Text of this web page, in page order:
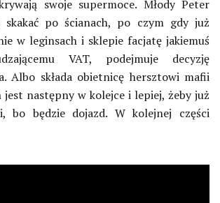
swoje supermoce. Młody Peter
skakać po ścianach, po czym gdy już
w leginsach i sklepie facjatę jakiemuś
VAT, podejmuje decyzję
Albo składa obietnicę hersztowi mafii
jest następny w kolejce i lepiej, żeby już
bo będzie dojazd. W kolejnej części